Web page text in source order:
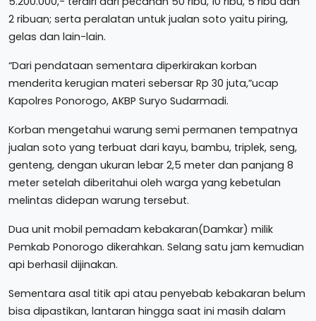
2 ribuan; serta peralatan untuk jualan soto yaitu piring,
gelas dan lain-lain.
“Dari pendataan sementara diperkirakan korban
menderita kerugian materi sebersar Rp 30 juta,”ucap
Kapolres Ponorogo, AKBP Suryo Sudarmadi.
Korban mengetahui warung semi permanen tempatnya
jualan soto yang terbuat dari kayu, bambu, triplek, seng,
genteng, dengan ukuran lebar 2,5 meter dan panjang 8
meter setelah diberitahui oleh warga yang kebetulan
melintas didepan warung tersebut.
Dua unit mobil pemadam kebakaran(Damkar) milik
Pemkab Ponorogo dikerahkan. Selang satu jam kemudian
api berhasil dijinakan.
Sementara asal titik api atau penyebab kebakaran belum
bisa dipastikan, lantaran hingga saat ini masih dalam